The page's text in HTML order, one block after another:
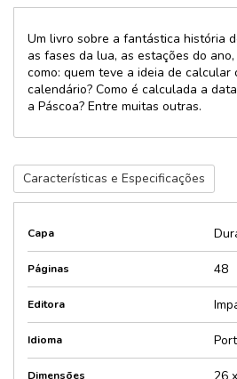
Um livro sobre a fantástica história
as fases da lua, as estações do
como: quem teve a ideia de calcular
calendário? Como é calculada a
a Páscoa? Entre muitas outras.
Características e Especificações
Capa
Páginas 48
Editora
Idioma
Dimensões